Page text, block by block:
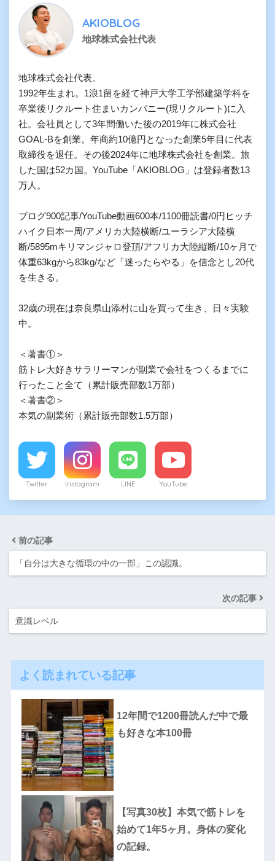
AKIOBLOG
地球株式会社代表
地球株式会社代表。
1992年生まれ。1浪1留を経て神戸大学工学部建築学科を
卒業後リクルート住まいカンパニー(現リクルート)に入
社。会社員として3年間働いた後の2019年に株式会社
GOAL-Bを創業。年商約10億円となった創業5年目に代表
取締役を退任。その後2024年に地球株式会社を創業。旅
した国は52カ国。YouTube「AKIOBLOG」は登録者数13
万人。
ブログ900記事/YouTube動画600本/1100冊読書/0円ヒッチ
ハイク日本一周/アメリカ大陸横断/ユーラシア大陸横
断/5895mキリマンジャロ登頂/アフリカ大陸縦断/10ヶ月で
体重63kgから83kg/など「迷ったらやる」を信念とし20代
を生きる。
32歳の現在は奈良県山添村に山を買って生き、日々実験
中。
＜著書①＞
筋トレ大好きサラリーマンが副業で会社をつくるまでに
行ったこと全て（累計販売部数1万部）
＜著書②＞
本気の副業術（累計販売部数1.5万部）
Twitter Instagram LINE YouTube
前の記事
「自分は大きな循環の中の一部」この認識。
次の記事
意識レベル
よく読まれている記事
12年間で1200冊読んだ中で最
も好きな本100冊
【写真30枚】本気で筋トレを
始めて1年5ヶ月。身体の変化
の記録。